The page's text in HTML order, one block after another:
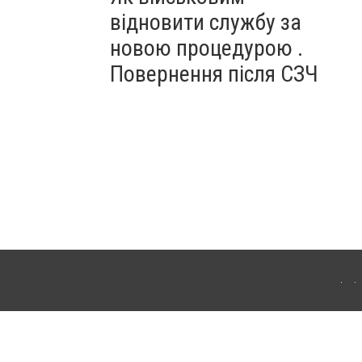
відновити службу за
новою процедурою .
Повернення після СЗЧ